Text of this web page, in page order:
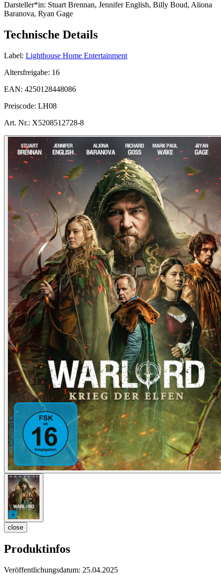
Darsteller*in: Stuart Brennan, Jennifer English, Billy Boud, Aliona
Baranova, Ryan Gage
Technische Details
Label: Lighthouse Home Entertainment
Altersfreigabe: 16
EAN: 4250128448086
Preiscode: LH08
Art. Nr.: X5208512728-8
close
Produktinfos
Veröffentlichungsdatum: 25.04.2025